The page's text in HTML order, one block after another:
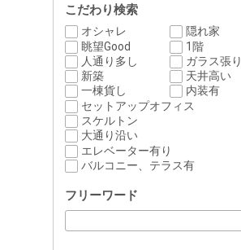
こだわり検索
オシャレ
隠れ家
眺望Good
1階
人通り多し
ガラス張り
新築
天井高い
一棟貨し
内装有
セットアップオフィス
スケルトン
大通り沿い
エレベーター有り
バルコニー、テラス有
フリーワード